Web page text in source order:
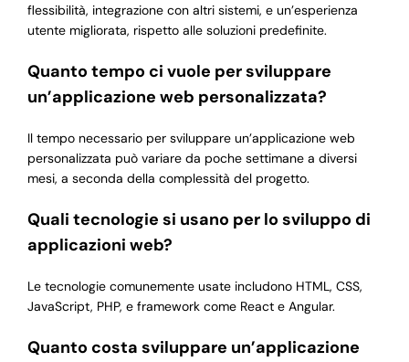
flessibilità, integrazione con altri sistemi, e un’esperienza
utente migliorata, rispetto alle soluzioni predefinite.
Quanto tempo ci vuole per sviluppare
un’applicazione web personalizzata?
Il tempo necessario per sviluppare un’applicazione web
personalizzata può variare da poche settimane a diversi
mesi, a seconda della complessità del progetto.
Quali tecnologie si usano per lo sviluppo di
applicazioni web?
Le tecnologie comunemente usate includono HTML, CSS,
JavaScript, PHP, e framework come React e Angular.
Quanto costa sviluppare un’applicazione